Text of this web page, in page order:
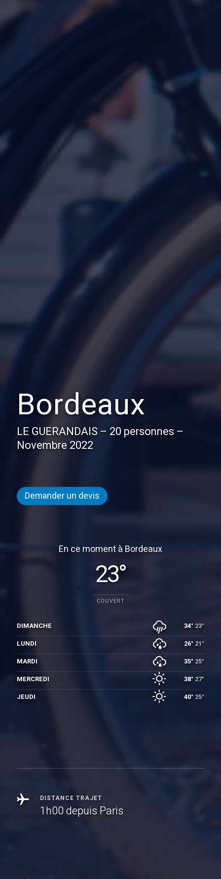
Bordeaux
LE GUERANDAIS – 20 personnes –
Novembre 2022
Demander un devis
En ce moment à Bordeaux
23°
COUVERT
DIMANCHE 34° 23°
LUNDI
26° 21°
MARDI
35° 25°
MERCREDI
38° 27°
JEUDI
40° 25°
DISTANCE TRAJET
1h00 depuis Paris